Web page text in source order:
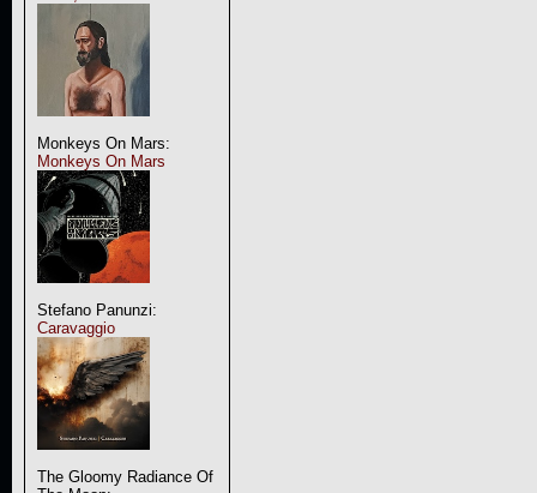
Monkeys On Mars:
Monkeys On Mars
Stefano Panunzi:
Caravaggio
The Gloomy Radiance Of